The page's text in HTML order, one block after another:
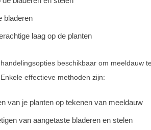
bladeren
laag op de planten
beschikbaar om meeldauw
effectieve methoden zijn:
van je planten op tekenen van meeldauw
van aangetaste bladeren en stelen